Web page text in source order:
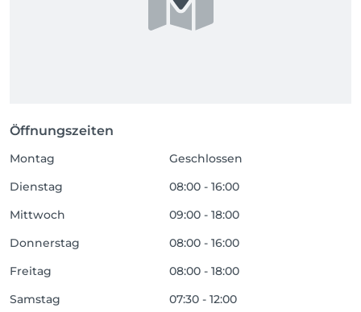
Öffnungszeiten
Montag
Geschlossen
Dienstag
08:00 - 16:00
Mittwoch
09:00 - 18:00
Donnerstag
08:00 - 16:00
Freitag
08:00 - 18:00
Samstag
07:30 - 12:00